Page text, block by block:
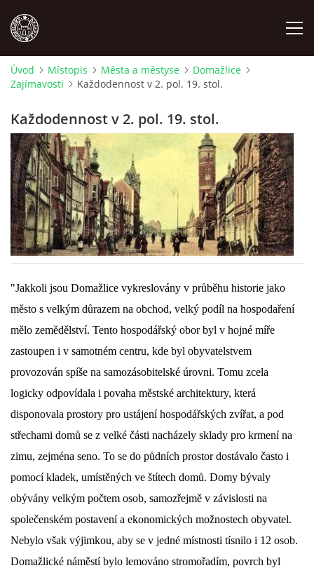
MÍSTOPIS
NÁRODOPIS
OSOBNOSTI
OSTATNÍ
ODKAZY
Kontakt:
tel. 773 916 275
info@domdej.cz
--------------------------------------------------------------
Tento projekt je realizován za finanční podpory
Úvod Místopis Města a městyse
Domažlice
Zajímavosti
Každodennost v 2. pol. 19. stol.
Každodennost v 2. pol. 19. stol.
"Jakkoli jsou Domažlice vykreslovány v průběhu historie jako
město s velkým důrazem na obchod, velký podíl na hospodaření
mělo zemědělství. Tento hospodářský obor byl v hojné míře
zastoupen i v samotném centru, kde byl obyvatelstvem
provozován spíše na samozásobitelské úrovni. Tomu zcela
logicky odpovídala i povaha městské architektury, která
disponovala prostory pro ustájení hospodářských zvířat, a pod
střechami domů se z velké části nacházely sklady pro krmení na
zimu, zejména seno. To se do půdních prostor dostávalo často i
pomocí kladek, umístěných ve štítech domů. Domy bývaly
obývány velkým počtem osob, samozřejmě v závislosti na
společenském postavení a ekonomických možnostech obyvatel.
Nebylo však výjimkou, aby se v jedné místnosti tísnilo i 12 osob.
Domažlické náměstí bylo lemováno stromořadím, povrch byl